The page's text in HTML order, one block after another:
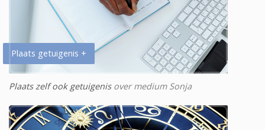
Plaats getuigenis +
Plaats zelf ook getuigenisover medium Sonja